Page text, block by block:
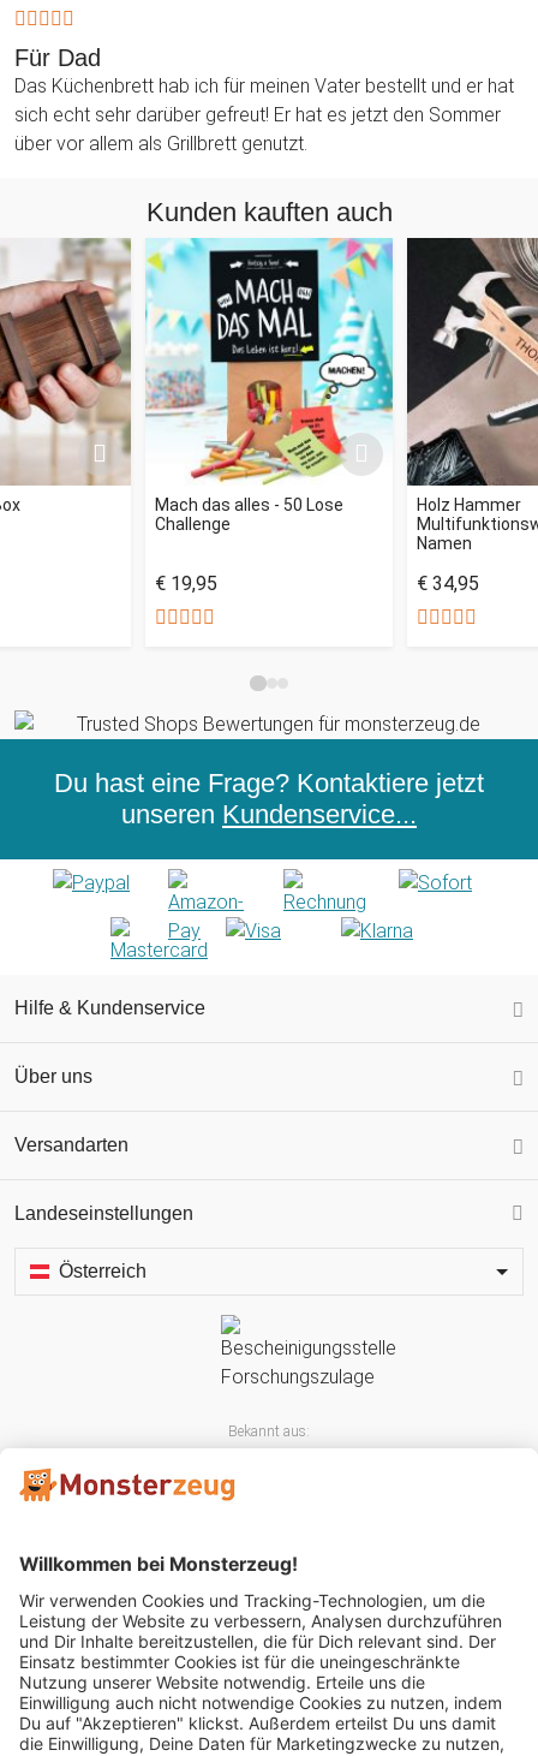
Für Dad
Das Küchenbrett hab ich für meinen Vater bestellt und er hat
sich echt sehr darüber gefreut! Er hat es jetzt den Sommer
über vor allem als Grillbrett genutzt.
Kunden kauften auch
Mach das alles - 50 Lose
Challenge
€ 19,95
Holz Hammer
Namen
€ 34,95
Du hast eine Frage? Kontaktiere jetzt
unseren Kundenservice...
Hilfe & Kundenservice
Über uns
Versandarten
Landeseinstellungen
Österreich
Bekannt aus:
Mitglied im: